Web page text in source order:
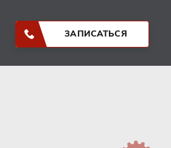
ЗАПИСАТЬСЯ